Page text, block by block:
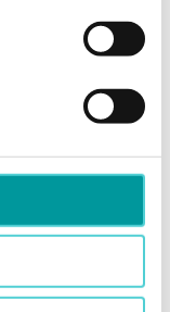
besser